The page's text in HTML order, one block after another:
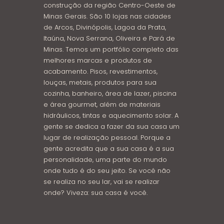
construção da região Centro-Oeste de
Minas Gerais. São 10 lojas nas cidades
de Arcos, Divinópolis, Lagoa da Prata,
Itaúna, Nova Serrana, Oliveira e Pará de
Minas. Temos um portfólio completo das
melhores marcas e produtos de
acabamento. Pisos, revestimentos,
louças, metais, produtos para sua
cozinha, banheiro, área de lazer, piscina
e área gourmet, além de materiais
hidráulicos, tintas e aquecimento solar. A
gente se dedica a fazer da sua casa um
lugar de realização pessoal. Porque a
gente acredita que a sua casa é a sua
personalidade, uma parte do mundo
onde tudo é do seu jeito. Se você não
se realiza no seu lar, vai se realizar
onde? Viveza: sua casa é você.